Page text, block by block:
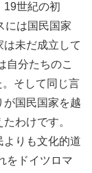
19世紀の初
には国民国家
未だ成立して
自分たちのこ
そして同じ言
が国民国家を越
わけです。
よりも文化的道
をドイツロマ